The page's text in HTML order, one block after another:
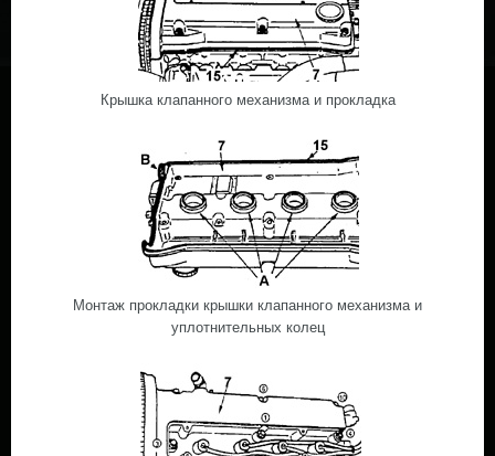
Крышка клапанного механизма и прокладка
Монтаж прокладки крышки клапанного механизма и
уплотнительных колец